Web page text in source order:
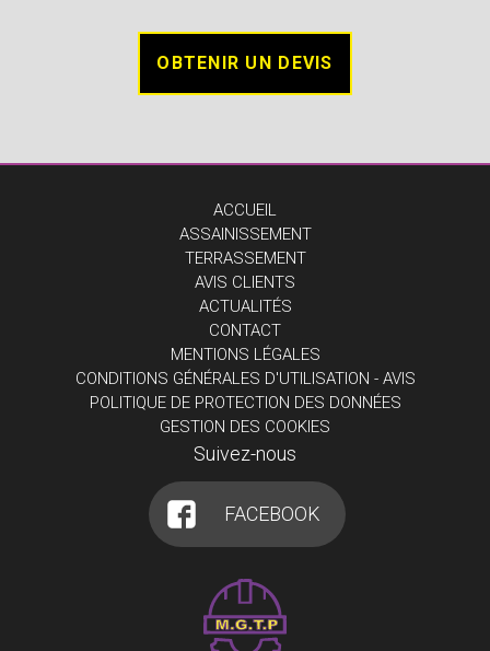
OBTENIR UN DEVIS
ACCUEIL
ASSAINISSEMENT
TERRASSEMENT
AVIS CLIENTS
ACTUALITÉS
CONTACT
MENTIONS LÉGALES
CONDITIONS GÉNÉRALES D'UTILISATION - AVIS
POLITIQUE DE PROTECTION DES DONNÉES
GESTION DES COOKIES
Suivez-nous
FACEBOOK